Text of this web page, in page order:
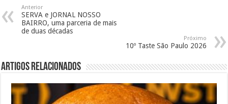
Anterior
SERVA e JORNAL NOSSO
BAIRRO, uma parceria de mais
de duas décadas
Próximo
10º Taste São Paulo 2026
Artigos Relacionados